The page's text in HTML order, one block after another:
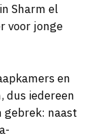
Sharm el
voor jonge
en
dus iedereen
gebrek: naast